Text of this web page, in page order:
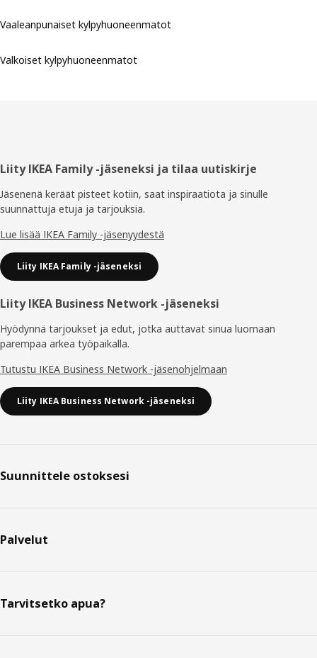
Vaaleanpunaiset kylpyhuoneenmatot
Valkoiset kylpyhuoneenmatot
Alatunniste
Liity IKEA Family -jäseneksi ja tilaa uutiskirje
Jäsenenä keräät pisteet kotiin, saat inspiraatiota ja sinulle
suunnattuja etuja ja tarjouksia.​
Lue lisää IKEA Family -jäsenyydestä
Liity IKEA Family -jäseneksi
Liity IKEA Business Network -jäseneksi
Hyödynnä tarjoukset ja edut, jotka auttavat sinua luomaan
parempaa arkea työpaikalla.
Tutustu IKEA Business Network -jäsenohjelmaan
Liity IKEA Business Network -jäseneksi
Suunnittele ostoksesi
Palvelut
Tarvitsetko apua?